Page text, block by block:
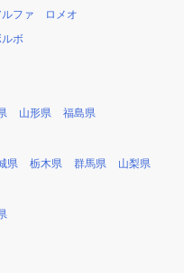
ルファ ロメオ
ボ
山形県 福島県
県 栃木県 群馬県 山梨県